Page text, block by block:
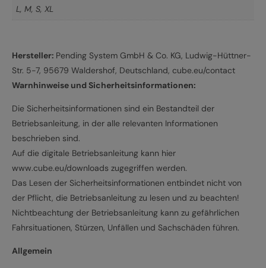
L, M, S, XL
Hersteller: Pending System GmbH & Co. KG, Ludwig-Hüttner-
Str. 5-7, 95679 Waldershof, Deutschland, cube.eu/contact
Warnhinweise und Sicherheitsinformationen:
Die Sicherheitsinformationen sind ein Bestandteil der
Betriebsanleitung, in der alle relevanten Informationen
beschrieben sind.
Auf die digitale Betriebsanleitung kann hier
www.cube.eu/downloads zugegriffen werden.
Das Lesen der Sicherheitsinformationen entbindet nicht von
der Pflicht, die Betriebsanleitung zu lesen und zu beachten!
Nichtbeachtung der Betriebsanleitung kann zu gefährlichen
Fahrsituationen, Stürzen, Unfällen und Sachschäden führen.
Allgemein